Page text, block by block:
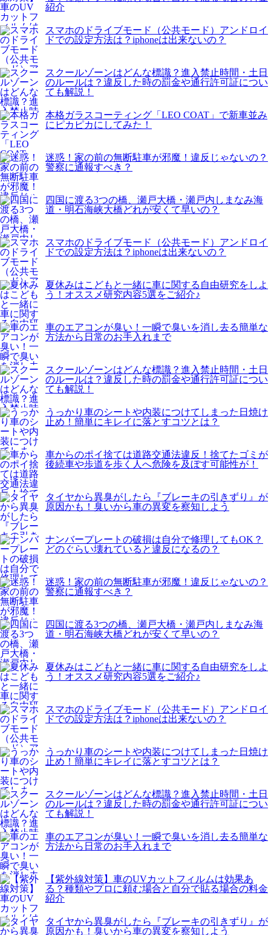
紹介
スマホのドライブモード（公共モード）アンドロイ
ドでの設定方法は？iphoneは出来ないの？
スクールゾーンはどんな標識？進入禁止時間・土日
のルールは？違反した時の罰金や通行許可証につい
ても解説！
本格ガラスコーティング「LEO COAT」で新車並み
にピカピカにしてみた！
迷惑！家の前の無断駐車が邪魔！違反じゃないの？
警察に通報すべき？
四国に渡る3つの橋、瀬戸大橋・瀬戸内しまなみ海
道・明石海峡大橋どれが安くて早いの？
スマホのドライブモード（公共モード）アンドロイ
ドでの設定方法は？iphoneは出来ないの？
夏休みはこどもと一緒に車に関する自由研究をしよ
う！オススメ研究内容5選をご紹介♪
車のエアコンが臭い！一瞬で臭いを消し去る簡単な
方法から日常のお手入れまで
スクールゾーンはどんな標識？進入禁止時間・土日
のルールは？違反した時の罰金や通行許可証につい
ても解説！
うっかり車のシートや内装につけてしまった日焼け
止め！簡単にキレイに落とすコツとは？
車からのポイ捨ては道路交通法違反！捨てたゴミが
後続車や歩道を歩く人へ危険を及ぼす可能性が！
タイヤから異臭がしたら『ブレーキの引きずり』が
原因かも！臭いから車の異変を察知しよう
ナンバープレートの破損は自分で修理してもOK？
どのぐらい壊れていると違反になるの？
迷惑！家の前の無断駐車が邪魔！違反じゃないの？
警察に通報すべき？
四国に渡る3つの橋、瀬戸大橋・瀬戸内しまなみ海
道・明石海峡大橋どれが安くて早いの？
夏休みはこどもと一緒に車に関する自由研究をしよ
う！オススメ研究内容5選をご紹介♪
スマホのドライブモード（公共モード）アンドロイ
ドでの設定方法は？iphoneは出来ないの？
うっかり車のシートや内装につけてしまった日焼け
止め！簡単にキレイに落とすコツとは？
スクールゾーンはどんな標識？進入禁止時間・土日
のルールは？違反した時の罰金や通行許可証につい
ても解説！
車のエアコンが臭い！一瞬で臭いを消し去る簡単な
方法から日常のお手入れまで
【紫外線対策】車のUVカットフィルムは効果あ
る？種類やプロに頼む場合と自分で貼る場合の料金
紹介
タイヤから異臭がしたら『ブレーキの引きずり』が
原因かも！臭いから車の異変を察知しよう